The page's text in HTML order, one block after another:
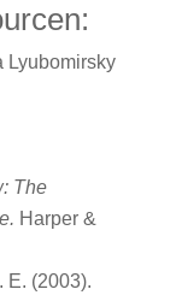
The
Harper &
E. (2003).